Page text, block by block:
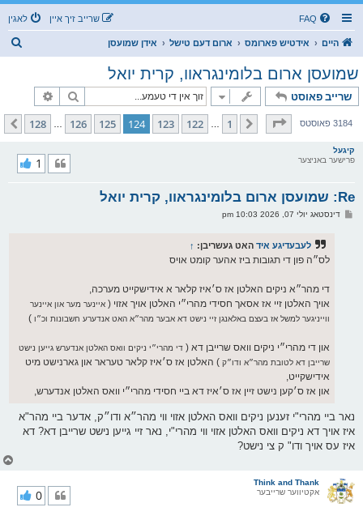
FAQ לאגין שרייב זיך איין
היים אידטיש פארומס ארום דעם טישל אידן שמועסן
שמועסן ארום בלומינגראוו, קרית יואל
שרייב פאוסט זוך
3184 פאוסטס
בלאט124פון128
פריערדיגע 1
122
123
124
125
126
128
קומענדיגע
קיגעל
פרישער באניצער
Re: שמועסן ארום בלומינגראוו, קרית יואל
1
פדינסטאג יולי 07, 2026 10:03 pm
לעבעדיגע איד האט געשריבן: ↑
לס״ה פון די תגובות ביז אהער קומט אויס
די מהר״א ניקים האלטן אז ס׳איז קלאר א אידישקייט מערכה,
אויך האלטן זיי אז אסאך חסידי מהרי״י האלטן אויך אזוי ( איינער מער און איינער
ווייניגער למשל אז בעצם באלאנגן זיי נישט דא אבער מהר״א האט אנדערע חשבונות וכ״ו )
און די מהרי״י ניקים וואס שרייבן דא ( די מהרי״י ניקים וואס האלטן אנדערש גייען נישט
שרייבן דא לטובת מהר״א ודו״ק ) האלטן אז ס׳איז קלאר טעראר און גארנישט מיט
אידישקייט,
און אז ס׳קען נישט זיין אז ס׳איז דא ביי חסידי מהרי״י וואס האלטן אנדערש,
נאר ביי מהרי"י זענען ניקים וואס האלטן אזוי ווי מהר״א ודו״ק, אדער ביי מהר"א
איז אויך דא ניקים וואס האלטן אזוי ווי מהרי"י, נאר זיי גייען נישט שרייבן דא? דא
איז עס אויך ודו" ק צי נישט?
Think and Thank
אקטיווער שרייבער
0